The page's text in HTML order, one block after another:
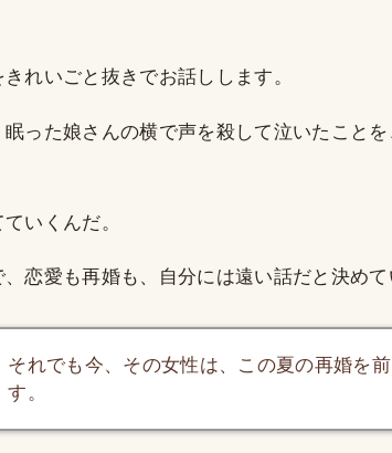
れいごと抜きでお話しします。
った娘さんの横で声を殺して泣いたこと
いくんだ。
恋愛も再婚も、自分には遠い話だと決めて
それでも今、その女性は、この夏の再婚を
す。